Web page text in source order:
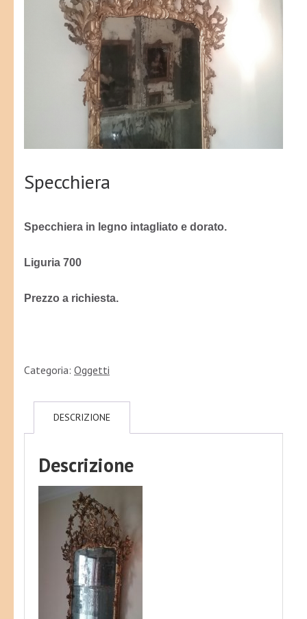
Specchiera
Specchiera in legno intagliato e dorato.
Liguria 700
Prezzo a richiesta.
Categoria: Oggetti
DESCRIZIONE
Descrizione